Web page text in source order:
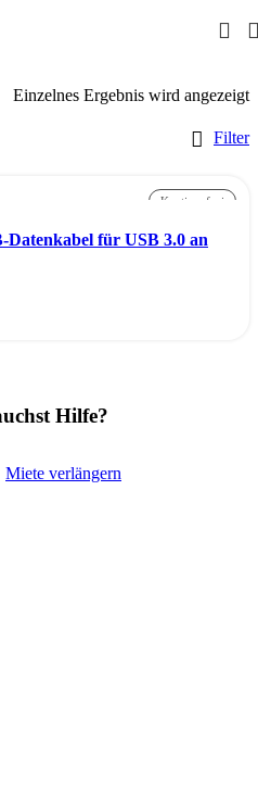
Einzelnes Ergebnis wird angezeigt
Filter
Kautionsfrei
Datenkabel für USB 3.0 an
Hilfe?
Miete verlängern